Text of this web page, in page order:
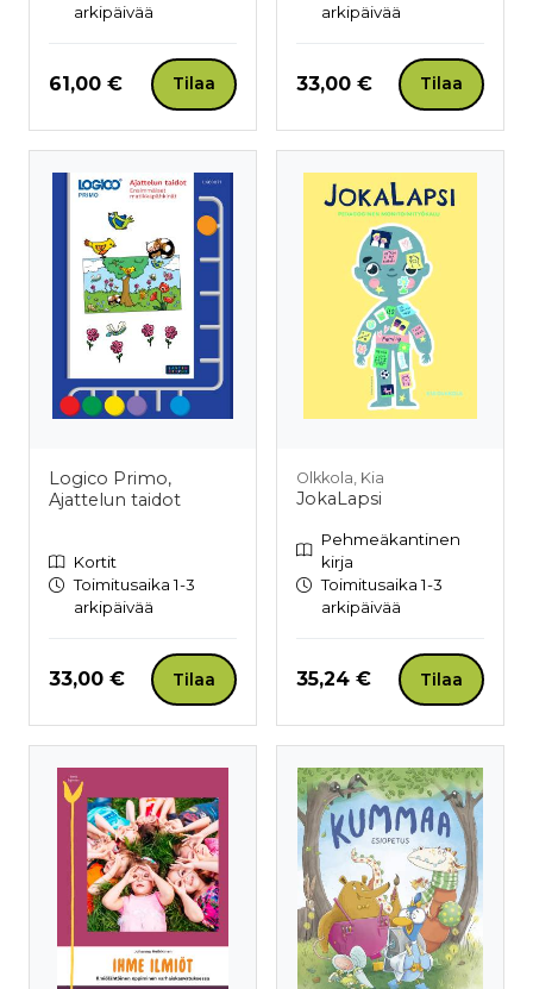
arkipäivää
Hinta nyt
61,00 € Tilaa
arkipäivää
Hinta nyt
33,00 € Tilaa
Logico Primo,
Ajattelun taidot
Kortit
Toimitusaika 1-3
arkipäivää
Hinta nyt
33,00 € Tilaa
Olkkola, Kia
JokaLapsi
Pehmeäkantinen
kirja
Toimitusaika 1-3
arkipäivää
Hinta nyt
35,24 € Tilaa